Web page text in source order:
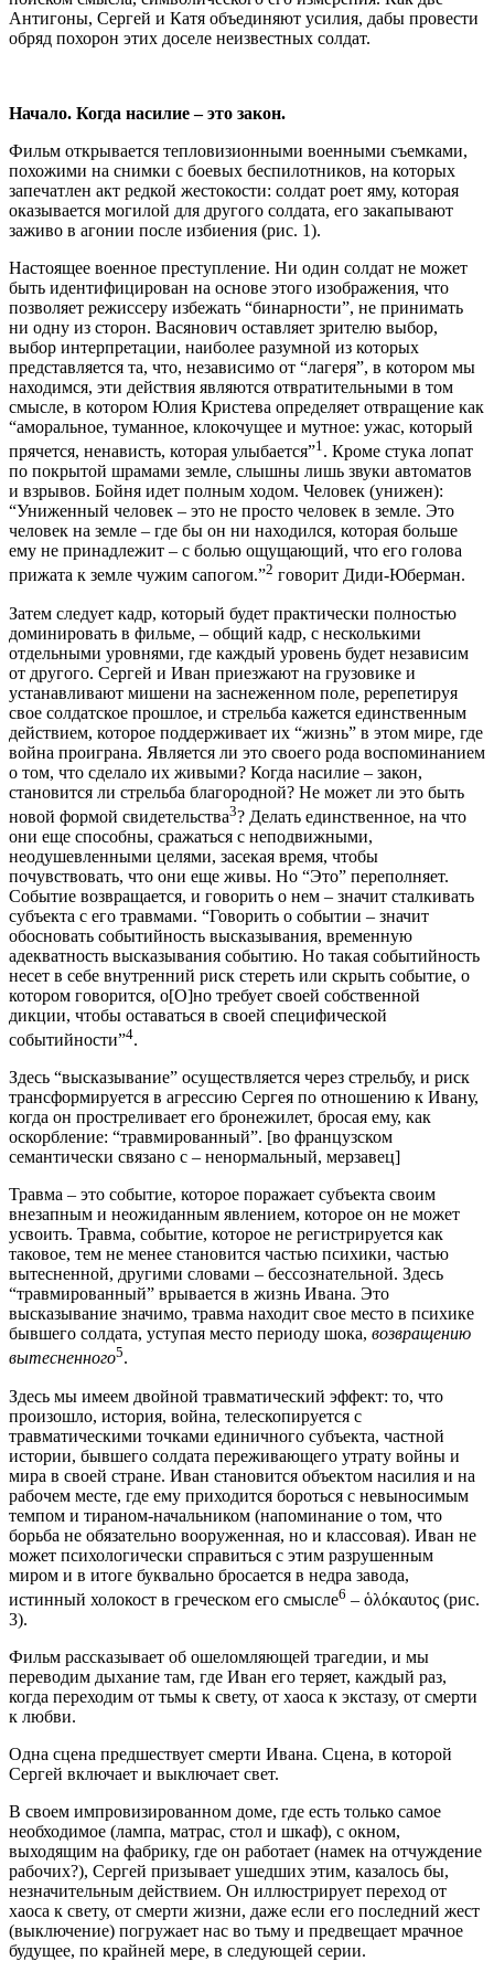
Антигоны, Сергей и Катя объединяют усилия, дабы провести
обряд похорон этих доселе неизвестных солдат.
Начало. Когда насилие – это закон.
Фильм открывается тепловизионными военными съемками,
похожими на снимки с боевых беспилотников, на которых
запечатлен акт редкой жестокости: солдат роет яму, которая
оказывается могилой для другого солдата, его закапывают
заживо в агонии после избиения (рис. 1).
Настоящее военное преступление. Ни один солдат не может
быть идентифицирован на основе этого изображения, что
позволяет режиссеру избежать “бинарности”, не принимать
ни одну из сторон. Васянович оставляет зрителю выбор,
выбор интерпретации, наиболее разумной из которых
представляется та, что, независимо от “лагеря”, в котором мы
находимся, эти действия являются отвратительными в том
смысле, в котором Юлия Кристева определяет отвращение как
“аморальное, туманное, клокочущее и мутное: ужас, который
прячется, ненависть, которая улыбается”1 . Кроме стука лопат
по покрытой шрамами земле, слышны лишь звуки автоматов
и взрывов. Бойня идет полным ходом. Человек (унижен):
“Униженный человек – это не просто человек в земле. Это
человек на земле – где бы он ни находился, которая больше
ему не принадлежит – с болью ощущающий, что его голова
прижата к земле чужим сапогом.”2 говорит Диди-Юберман.
Затем следует кадр, который будет практически полностью
доминировать в фильме, – общий кадр, с несколькими
отдельными уровнями, где каждый уровень будет независим
от другого. Сергей и Иван приезжают на грузовике и
устанавливают мишени на заснеженном поле, ререпетируя
свое солдатское прошлое, и стрельба кажется единственным
действием, которое поддерживает их “жизнь” в этом мире, где
война проиграна. Является ли это своего рода воспоминанием
о том, что сделало их живыми? Когда насилие – закон,
становится ли стрельба благородной? Не может ли это быть
новой формой свидетельства3? Делать единственное, на что
они еще способны, сражаться с неподвижными,
неодушевленными целями, засекая время, чтобы
почувствовать, что они еще живы. Но “Это” переполняет.
Событие возвращается, и говорить о нем – значит сталкивать
субъекта с его травмами. “Говорить о событии – значит
обосновать событийность высказывания, временную
адекватность высказывания событию. Но такая событийность
несет в себе внутренний риск стереть или скрыть событие, о
котором говорится, о[О]но требует своей собственной
дикции, чтобы оставаться в своей специфической
событийности”4.
Здесь “высказывание” осуществляется через стрельбу, и риск
трансформируется в агрессию Сергея по отношению к Ивану,
когда он простреливает его бронежилет, бросая ему, как
оскорбление: “травмированный”. [во французском
семантически связано с – ненормальный, мерзавец]
Травма – это событие, которое поражает субъекта своим
внезапным и неожиданным явлением, которое он не может
усвоить. Травма, событие, которое не регистрируется как
таковое, тем не менее становится частью психики, частью
вытесненной, другими словами – бессознательной. Здесь
“травмированный” врывается в жизнь Ивана. Это
высказывание значимо, травма находит свое место в психике
бывшего солдата, уступая место периоду шока, возвращению
вытесненного5.
Здесь мы имеем двойной травматический эффект: то, что
произошло, история, война, телескопируется с
травматическими точками единичного субъекта, частной
истории, бывшего солдата переживающего утрату войны и
мира в своей стране. Иван становится объектом насилия и на
рабочем месте, где ему приходится бороться с невыносимым
темпом и тираном-начальником (напоминание о том, что
борьба не обязательно вооруженная, но и классовая). Иван не
может психологически справиться с этим разрушенным
миром и в итоге буквально бросается в недра завода,
истинный холокост в греческом его смысле6 – ὁλόκαυτος (рис.
3).
Фильм рассказывает об ошеломляющей трагедии, и мы
переводим дыхание там, где Иван его теряет, каждый раз,
когда переходим от тьмы к свету, от хаоса к экстазу, от смерти
к любви.
Одна сцена предшествует смерти Ивана. Сцена, в которой
Сергей включает и выключает свет.
В своем импровизированном доме, где есть только самое
необходимое (лампа, матрас, стол и шкаф), с окном,
выходящим на фабрику, где он работает (намек на отчуждение
рабочих?), Сергей призывает ушедших этим, казалось бы,
незначительным действием. Он иллюстрирует переход от
хаоса к свету, от смерти жизни, даже если его последний жест
(выключение) погружает нас во тьму и предвещает мрачное
будущее, по крайней мере, в следующей серии.